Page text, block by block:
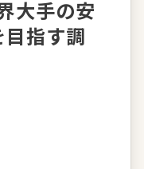
大手の安
指す調